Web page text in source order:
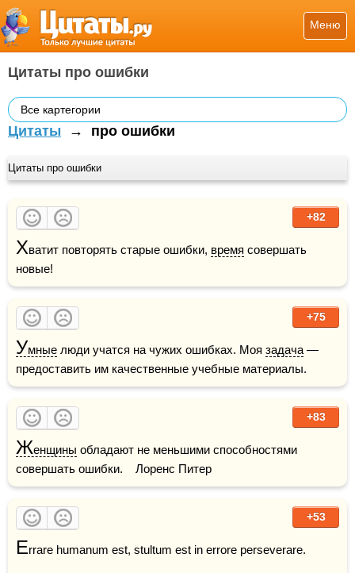
Меню
Цитаты про ошибки
Все картегории
Цитаты → про ошибки
Цитаты про ошибки
+82
Хватит повторять старые ошибки, время совершать
новые!
+75
Умные люди учатся на чужих ошибках. Моя задача —
предоставить им качественные учебные материалы.
+83
Женщины обладают не меньшими способностями
совершать ошибки.    Лоренс Питер
+53
Errare humanum est, stultum est in errore perseverare.